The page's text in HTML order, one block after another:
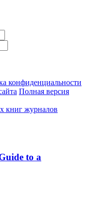
конфиденциальности
Полная версия
книг журналов
to a